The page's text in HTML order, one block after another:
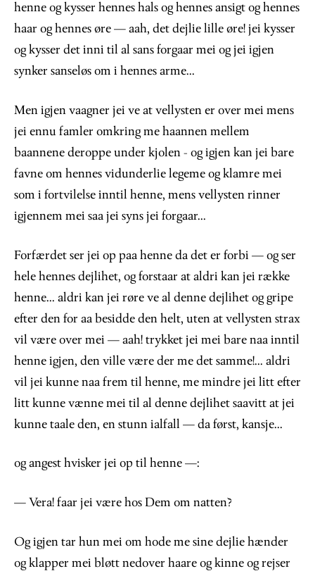
henne og kysser hennes hals og hennes ansigt og hennes
haar og hennes øre — aah, det dejlie lille øre! jei kysser
og kysser det inni til al sans forgaar mei og jei igjen
synker sanseløs om i hennes arme...
Men igjen vaagner jei ve at vellysten er over mei mens
jei ennu famler omkring me haannen mellem
baannene deroppe under kjolen - og igjen kan jei bare
favne om hennes vidunderlie legeme og klamre mei
som i fortvilelse inntil henne, mens vellysten rinner
igjennem mei saa jei syns jei forgaar...
Forfærdet ser jei op paa henne da det er forbi — og ser
hele hennes dejlihet, og forstaar at aldri kan jei række
henne... aldri kan jei røre ve al denne dejlihet og gripe
efter den for aa besidde den helt, uten at vellysten strax
vil være over mei — aah! trykket jei mei bare naa inntil
henne igjen, den ville være der me det samme!... aldri
vil jei kunne naa frem til henne, me mindre jei litt efter
litt kunne vænne mei til al denne dejlihet saavitt at jei
kunne taale den, en stunn ialfall — da først, kansje...
og angest hvisker jei op til henne —:
— Vera! faar jei være hos Dem om natten?
Og igjen tar hun mei om hode me sine dejlie hænder
og klapper mei bløtt nedover haare og kinne og rejser